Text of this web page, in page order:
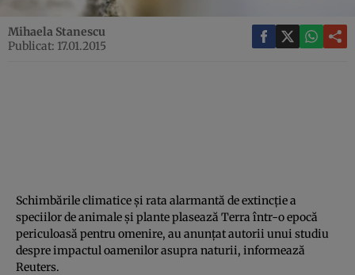
Mihaela Stanescu
Publicat: 17.01.2015
Schimbările climatice şi rata alarmantă de extincţie a
speciilor de animale şi plante plasează Terra într-o epocă
periculoasă pentru omenire, au anunţat autorii unui studiu
despre impactul oamenilor asupra naturii, informează
Reuters.